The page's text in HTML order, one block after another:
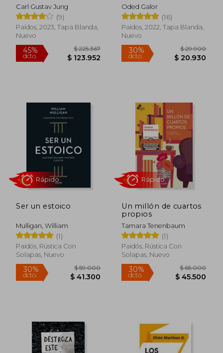
Carl Gustav Jung
(9)
Paidos, 2023, Tapa Blanda,
Nuevo
45%
Oded Galor
(16)
Paidos, 2022, Tapa Blanda,
Nuevo
30%
dcto.
Rápido
Ser un estoico
Mulligan, William
(1)
Paidós, Rústica Con
Solapas, Nuevo
Un millón de cuartos
propios
Tamara Tenenbaum
(1)
Paidós, Rústica Con
Solapas, Nuevo